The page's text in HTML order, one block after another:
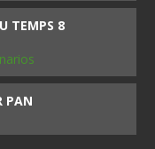
TEMPS 8
PAN